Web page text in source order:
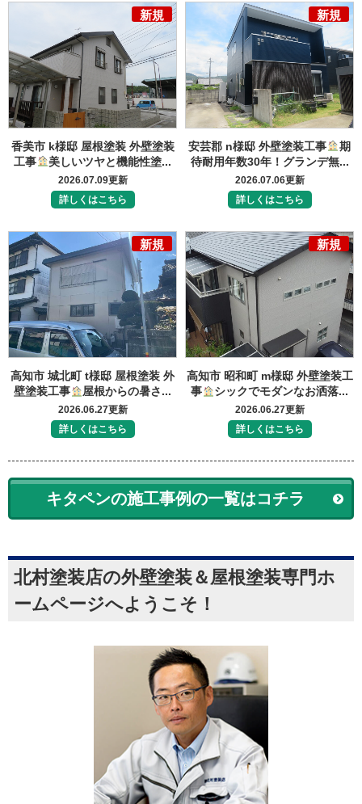
新規
香美市 k様邸 屋根塗装 外壁塗装
工事
美しいツヤと機能性塗...
2026.07.09更新
詳しくはこちら
新規
安芸郡 n様邸 外壁塗装工事
期
待耐用年数30年！グランデ無...
2026.07.06更新
詳しくはこちら
新規
高知市 城北町 t様邸 屋根塗装 外
壁塗装工事
屋根からの暑さ...
2026.06.27更新
詳しくはこちら
新規
高知市 昭和町 m様邸 外壁塗装工
事
シックでモダンなお洒落...
2026.06.27更新
詳しくはこちら
キタペンの施工事例の一覧はコチラ
北村塗装店の外壁塗装＆屋根塗装専門ホ
ームページへようこそ！